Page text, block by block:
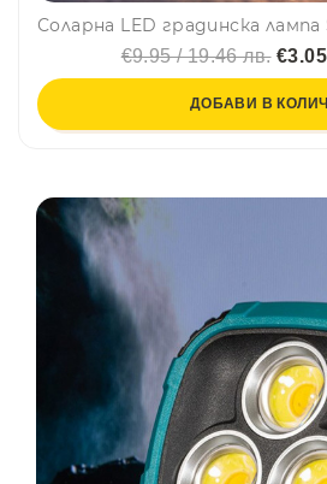
€9.95 / 19.46 лв.
ДОБАВИ В